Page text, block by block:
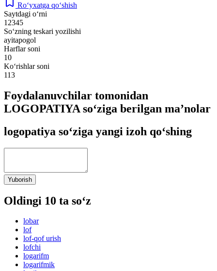
Ro‘yxatga qo‘shish
Saytdagi o‘rni
12345
So‘zning teskari yozilishi
ayitapogol
Harflar soni
10
Ko‘rishlar soni
113
Foydalanuvchilar tomonidan
LOGOPATIYA so‘ziga berilgan ma’nolar
logopatiya so‘ziga yangi izoh qo‘shing
Yuborish
Oldingi 10 ta so‘z
lobar
lof
lof-qof urish
lofchi
logarifm
logarifmik